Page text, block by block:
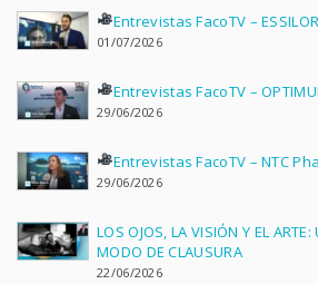
Entrevistas FacoTV –
01/07/2026
Entrevistas FacoTV –
29/06/2026
Entrevistas FacoTV – NTC
29/06/2026
LOS OJOS, LA VISIÓN Y EL
MODO DE CLAUSURA
22/06/2026